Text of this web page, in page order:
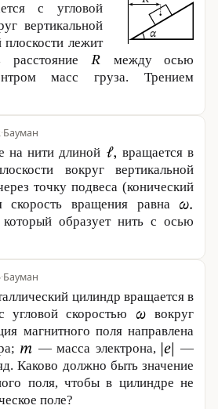
с угловой
вертикальной
лежит
расстояние
между осью
масс груза. Трением
·Бауман
на нити длиной
вращается в
вокруг вертикальной
точку подвеса (конический
скорость вращения равна
образует нить с осью
·Бауман
цилиндр вращается в
угловой скоростью
вокруг
магнитного поля направлена
— масса электрона,
—
Каково должно быть значение
поля, чтобы в цилиндре не
поле?